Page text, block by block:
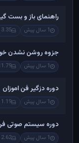
راهنمای باز و بست
1 سال پیش 3.35 MB
جزوه روشن نشدن
1 سال پیش MB
دوره دزگیر فن اموزان
1 سال پیش 1.19 MB
دوره سیستم صوتی
1 سال پیش 2.62 MB